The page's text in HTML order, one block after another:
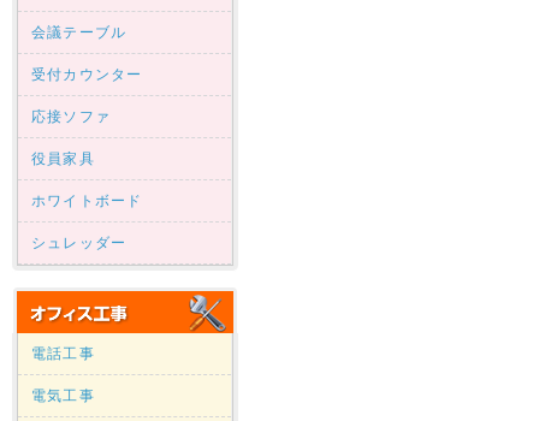
会議テーブル
受付カウンター
応接ソファ
役員家具
ホワイトボード
シュレッダー
電話工事
電気工事